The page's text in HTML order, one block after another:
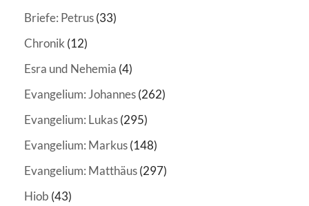
Briefe: Petrus(33)
Chronik (12)
Esra und Nehemia (4)
Evangelium: Johannes(262)
Evangelium: Lukas(295)
Evangelium: Markus(148)
Evangelium: Matthäus(297)
Hiob (43)